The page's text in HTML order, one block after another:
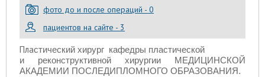
фото до и после операций - 0
пациентов на сайте - 3
Пластический хирург кафедры пластической
и реконструктивной хирургии МЕДИЦИНСКОЙ
АКАДЕМИИ ПОСЛЕДИПЛОМНОГО ОБРАЗОВАНИЯ.